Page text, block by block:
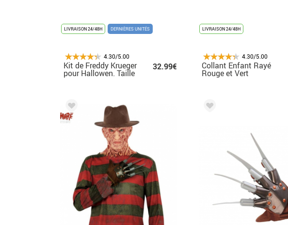
LIVRAISON 24/48H DERNIÈRES UNITÉS
4.30/5.00
Kit de Freddy Krueger
pour Hallowen. Taille
standard
32.99€
LIVRAISON 24/48H
4.30/5.00
Collant Enfant Rayé
Rouge et Vert